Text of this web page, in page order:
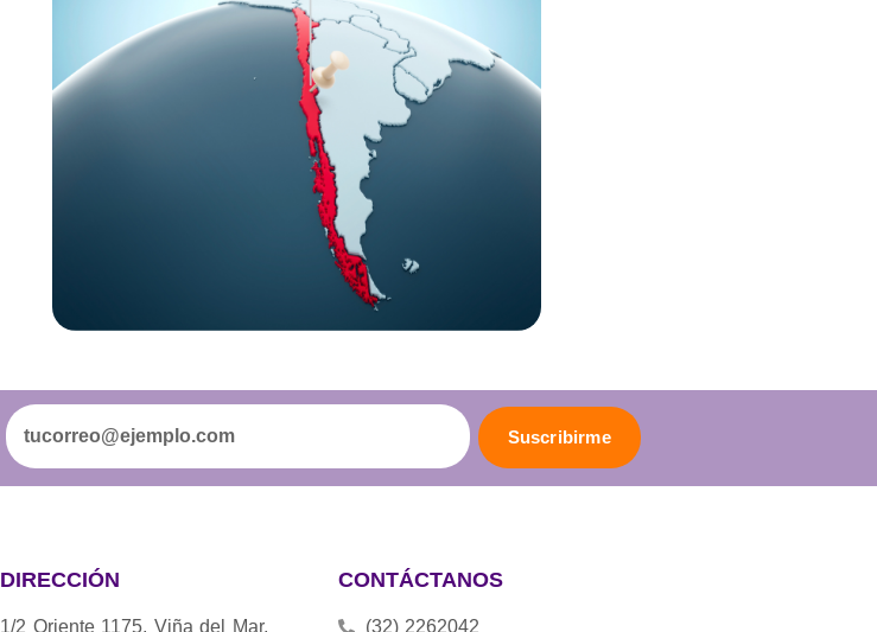
Suscribirme
DIRECCIÓN
1/2 Oriente 1175, Viña del Mar,
CONTÁCTANOS
(32) 2262042